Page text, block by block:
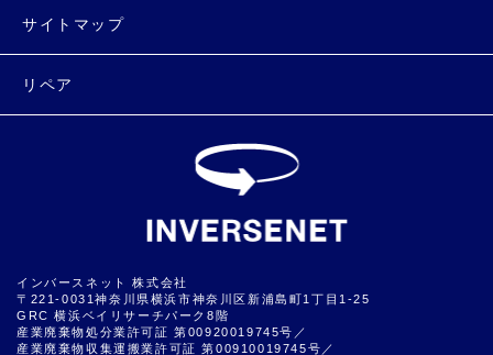
サイトマップ
リペア
インバースネット 株式会社
〒221-0031神奈川県横浜市神奈川区新浦島町1丁目1-25
GRC 横浜ベイリサーチパーク8階
産業廃棄物処分業許可証 第00920019745号／
産業廃棄物収集運搬業許可証 第00910019745号／